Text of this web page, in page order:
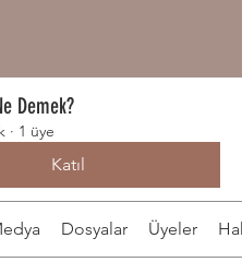
Demek?
· 1 üye
Katıl
Dosyalar Üyeler